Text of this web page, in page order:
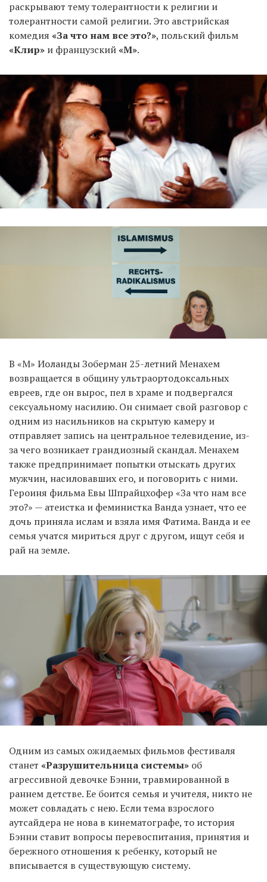
раскрывают тему толерантности к религии и
толерантности самой религии. Это австрийская
комедия «За что нам все это?», польский фильм
«Клир» и французский«М».
В «М» Иоланды Зоберман 25-летний Менахем
возвращается в общину ультраортодоксальных
евреев, где он вырос, пел в храме и подвергался
сексуальному насилию. Он снимает свой разговор с
одним из насильников на скрытую камеру и
отправляет запись на центральное телевидение, из-
за чего возникает грандиозный скандал. Менахем
также предпринимает попытки отыскать других
мужчин, насиловавших его, и поговорить с ними.
Героиня фильма Евы Шпрайцхофер «За что нам все
это?» — атеистка и феминистка Ванда узнает, что ее
дочь приняла ислам и взяла имя Фатима. Ванда и ее
семья учатся мириться друг с другом, ищут себя и
рай на земле.
Одним из самых ожидаемых фильмов фестиваля
станет «Разрушительница системы» об
агрессивной девочке Бэнни, травмированной в
раннем детстве. Ее боится семья и учителя, никто не
может совладать с нею. Если тема взрослого
аутсайдера не нова в кинематографе, то история
Бэнни ставит вопросы перевоспитания, принятия и
бережного отношения к ребенку, который не
вписывается в существующую систему.